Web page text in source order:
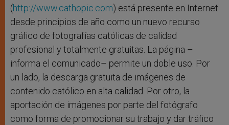
(http://www.cathopic.com) está presente en Internet
desde principios de año como un nuevo recurso
gráfico de fotografías católicas de calidad
profesional y totalmente gratuitas. La página –
informa el comunicado– permite un doble uso. Por
un lado, la descarga gratuita de imágenes de
contenido católico en alta calidad. Por otro, la
aportación de imágenes por parte del fotógrafo
como forma de promocionar su trabajo y dar tráfico